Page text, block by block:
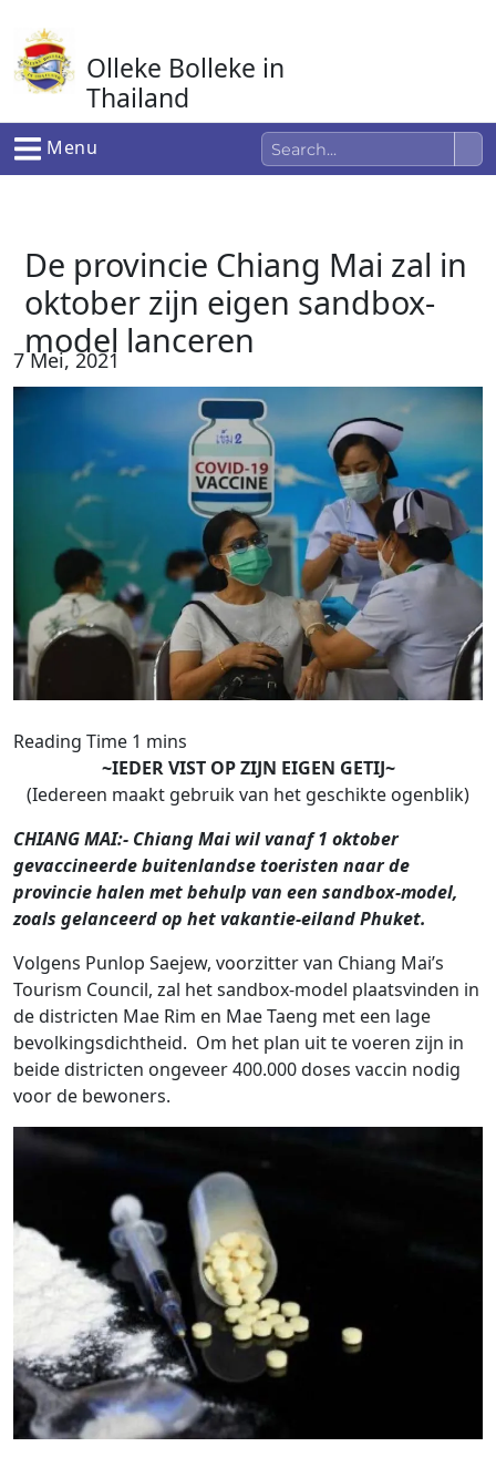
naar
de
inhoud
Olleke Bolleke in
Thailand
In Thailand
Menu
De provincie Chiang Mai zal in
oktober zijn eigen sandbox-
model lanceren
7 Mei, 2021
~IEDER VIST OP ZIJN EIGEN GETIJ~
(Iedereen maakt gebruik van het geschikte ogenblik)
CHIANG MAI:- Chiang Mai wil vanaf 1 oktober
gevaccineerde buitenlandse toeristen naar de
provincie halen met behulp van een sandbox-model,
zoals gelanceerd op het vakantie-eiland Phuket.
Volgens Punlop Saejew, voorzitter van Chiang Mai’s
Tourism Council, zal het sandbox-model plaatsvinden in
de districten Mae Rim en Mae Taeng met een lage
bevolkingsdichtheid. Om het plan uit te voeren zijn in
beide districten ongeveer 400.000 doses vaccin nodig
voor de bewoners.